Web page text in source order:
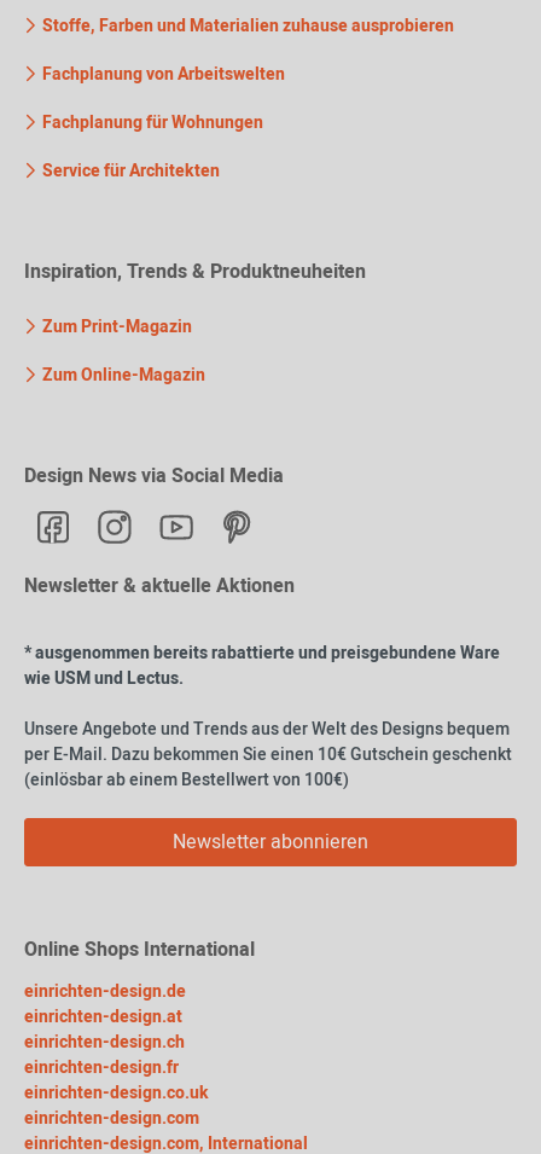
Stoffe, Farben und Materialien zuhause ausprobieren
Fachplanung von Arbeitswelten
Fachplanung für Wohnungen
Service für Architekten
Inspiration, Trends & Produktneuheiten
Zum Print-Magazin
Zum Online-Magazin
Design News via Social Media
Newsletter & aktuelle Aktionen
* ausgenommen bereits rabattierte und preisgebundene Ware
wie USM und Lectus.
Unsere Angebote und Trends aus der Welt des Designs bequem
per E-Mail. Dazu bekommen Sie einen 10€ Gutschein geschenkt
(einlösbar ab einem Bestellwert von 100€)
Newsletter abonnieren
Online Shops International
einrichten-design.de
einrichten-design.at
einrichten-design.ch
einrichten-design.fr
einrichten-design.co.uk
einrichten-design.com
einrichten-design.com, International